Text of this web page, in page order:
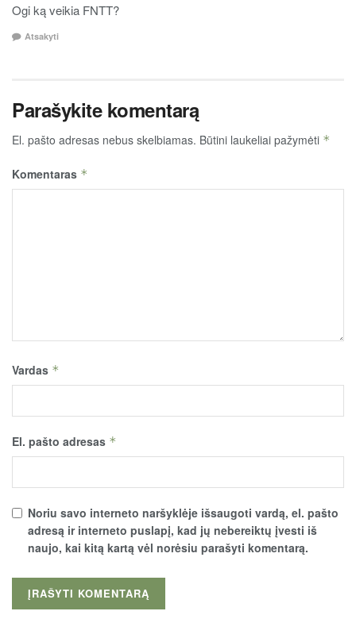
Ogi ką veikia FNTT?
Atsakyti
Parašykite komentarą
El. pašto adresas nebus skelbiamas. Būtini laukeliai pažymėti *
Komentaras *
Vardas *
El. pašto adresas *
Noriu savo interneto naršyklėje išsaugoti vardą, el. pašto
adresą ir interneto puslapį, kad jų nebereiktų įvesti iš
naujo, kai kitą kartą vėl norėsiu parašyti komentarą.